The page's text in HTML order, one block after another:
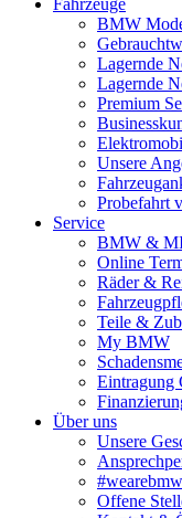
Fahrzeuge
BMW
Lagernde
Lagernde
Premium
Unsere
Probefahrt
Service
BMW &
Online
Räder &
Teile &
My BMW
Eintragung
Über uns
Unsere
#wearebmw
Offene